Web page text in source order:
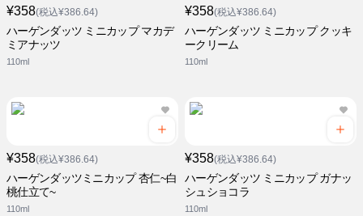
¥358(税込¥386.64)
ハーゲンダッツ ミニカップ マカデ
ミアナッツ
110ml
¥358(税込¥386.64)
ハーゲンダッツ ミニカップ クッキ
ークリーム
110ml
¥358(税込¥386.64)
ハーゲンダッツミニカップ 杏仁~白
桃仕立て~
110ml
¥358(税込¥386.64)
ハーゲンダッツ ミニカップ ガナッ
シュショコラ
110ml